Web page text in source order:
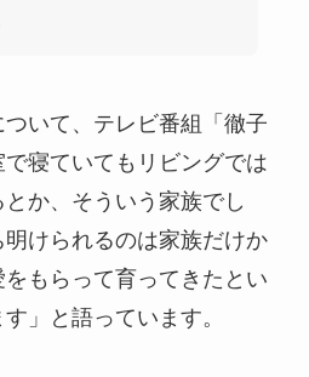
いて、テレビ番組「徹子
寝ていてもリビングでは
か、そういう家族でし
けられるのは家族だけか
もらって育ってきたとい
」と語っています。